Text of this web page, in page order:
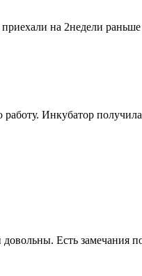
на 2недели
Инкубатор
Есть замечания по